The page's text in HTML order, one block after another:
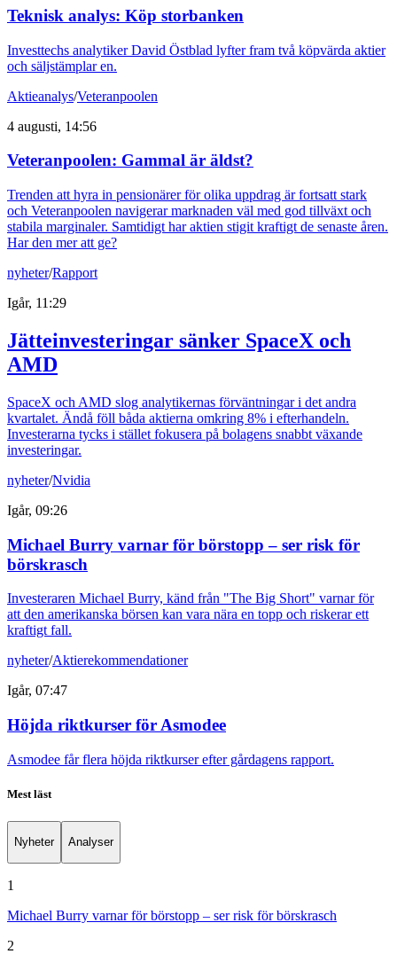
Teknisk analys: Köp storbanken
Investtechs analytiker David Östblad lyfter fram två köpvärda aktier
och säljstämplar en.
Aktieanalys/Veteranpoolen
4 augusti, 14:56
Veteranpoolen: Gammal är äldst?
Trenden att hyra in pensionärer för olika uppdrag är fortsatt stark
och Veteranpoolen navigerar marknaden väl med god tillväxt och
stabila marginaler. Samtidigt har aktien stigit kraftigt de senaste åren.
Har den mer att ge?
nyheter/Rapport
Igår, 11:29
Jätteinvesteringar sänker SpaceX och
AMD
SpaceX och AMD slog analytikernas förväntningar i det andra
kvartalet. Ändå föll båda aktierna omkring 8% i efterhandeln.
Investerarna tycks i stället fokusera på bolagens snabbt växande
investeringar.
nyheter/Nvidia
Igår, 09:26
Michael Burry varnar för börstopp – ser risk för
börskrasch
Investeraren Michael Burry, känd från "The Big Short" varnar för
att den amerikanska börsen kan vara nära en topp och riskerar ett
kraftigt fall.
nyheter/Aktierekommendationer
Igår, 07:47
Höjda riktkurser för Asmodee
Asmodee får flera höjda riktkurser efter gårdagens rapport.
Mest läst
Nyheter Analyser
1
Michael Burry varnar för börstopp – ser risk för börskrasch
2